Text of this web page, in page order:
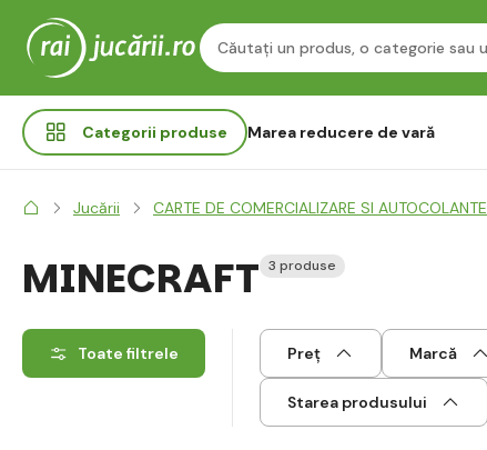
Categorii produse Marea reducere de vară
Jucării CARTE DE COMERCIALIZARE SI AUTOCOLANTE
MINECRAFT 3 produse
Toate filtrele Preț Marcă
Starea produsului